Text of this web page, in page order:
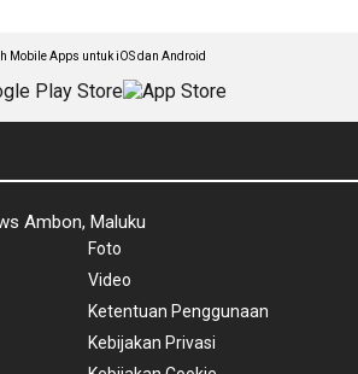
Mobile Apps untuk iOS dan Android
Ambon, Maluku
Foto
Video
Ketentuan Penggunaan
Kebijakan Privasi